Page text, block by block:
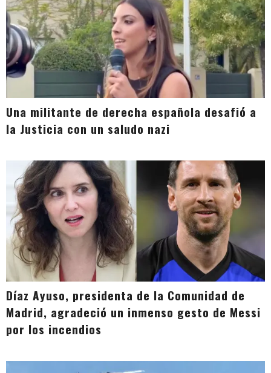
Una militante de derecha española desafió a
la Justicia con un saludo nazi
Díaz Ayuso, presidenta de la Comunidad de
Madrid, agradeció un inmenso gesto de Messi
por los incendios